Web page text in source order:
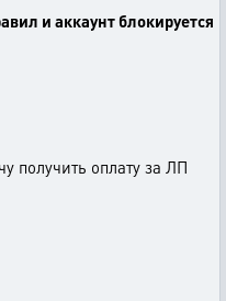
и аккаунт блокируется
получить оплату за ЛП